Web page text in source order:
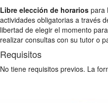
Libre elección de horarios para
actividades obligatorias a través
libertad de elegir el momento
realizar consultas con su tutor o
Requisitos
No tiene requisitos previos. La